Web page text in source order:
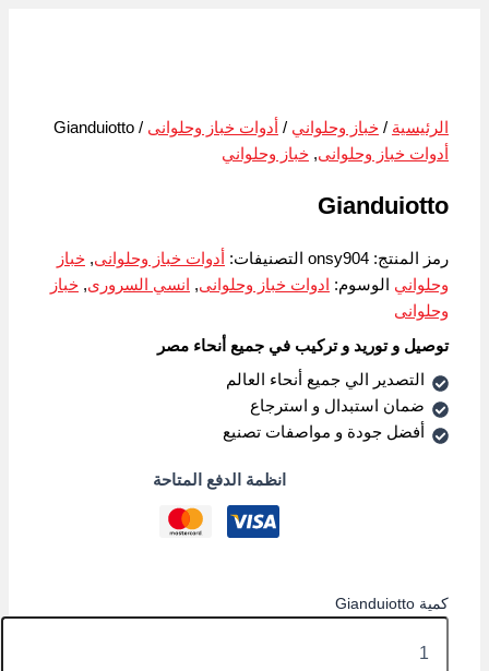
الرئيسية /خباز وحلواني / أدوات خباز وحلوانى / Gianduiotto
أدوات خباز وحلوانى,خباز وحلواني
Gianduiotto
رمز المنتج:onsy904 التصنيفات: أدوات خباز وحلوانى,خباز
وحلواني
الوسوم: ادوات خباز وحلوانى, انسي السرورى,خباز
وحلوانى
توصيل و توريد و تركيب في جميع أنحاء مصر
التصدير الي جميع أنحاء العالم
ضمان استبدال و استرجاع
أفضل جودة و مواصفات تصنيع
انظمة الدفع المتاحة
كمية Gianduiotto